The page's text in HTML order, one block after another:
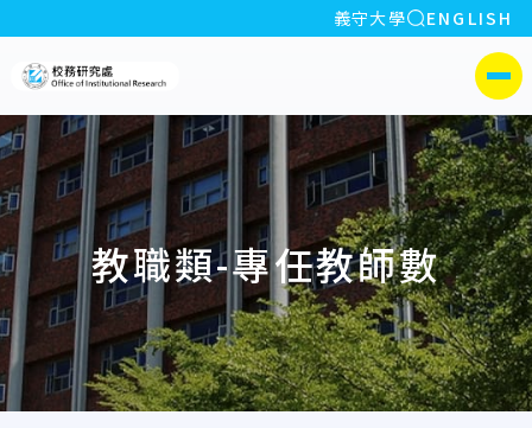
:::
義守大學 全站搜索
ENGLISH
側選單
教職類-專任教師數